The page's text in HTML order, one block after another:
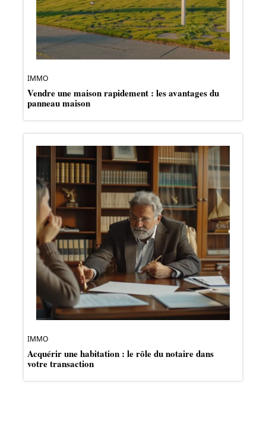
IMMO
Vendre une maison rapidement : les avantages du
panneau maison
IMMO
Acquérir une habitation : le rôle du notaire dans
votre transaction